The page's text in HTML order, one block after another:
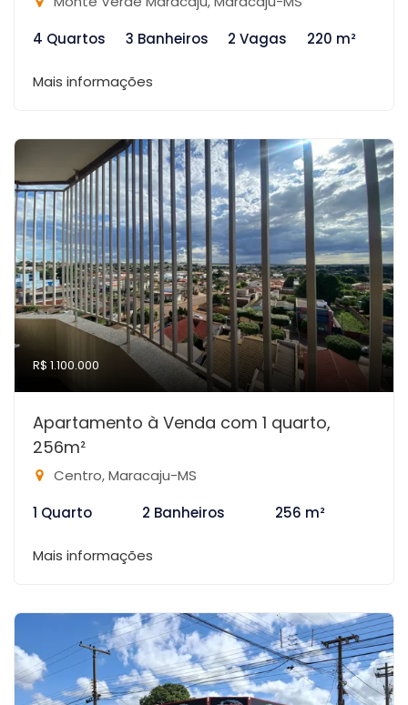
4 Quartos
3 Banheiros 2 Vagas 220 m²
Mais informações
R$ 1.100.000
Apartamento à Venda com 1 quarto,
256m²
Centro, Maracaju-MS
1 Quarto
2 Banheiros 256 m²
Mais informações